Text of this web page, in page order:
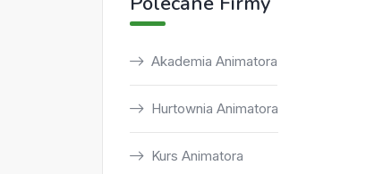
Akademia Animatora
Hurtownia Animatora
Kurs Animatora